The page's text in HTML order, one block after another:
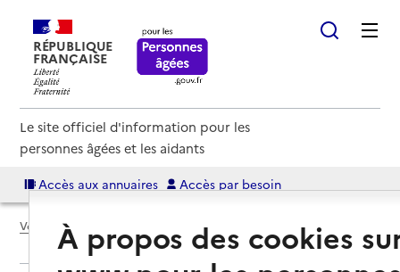
RÉPUBLIQUE
FRANÇAISE
Le site officiel d'information pour les
personnes âgées et les aidants
Accès aux annuaires Accès par besoin
Voir le fil d’Ariane
À propos des cookies